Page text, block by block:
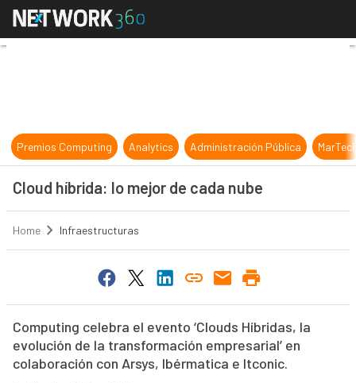
Cloud híbrida: lo mejor de cada
Premios Computing Analytics Administración Pública
Cloud híbrida: lo mejor de cada nube
Home Infraestructuras
Computing celebra el evento ‘Clouds Híbridas, la
evolución de la transformación empresarial’ en
colaboración con Arsys, Ibérmatica e Itconic.